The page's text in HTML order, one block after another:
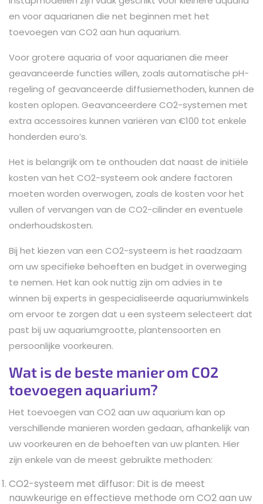
en voor aquarianen die net beginnen met het
toevoegen van CO2 aan hun aquarium.
Voor grotere aquaria of voor aquarianen die meer
geavanceerde functies willen, zoals automatische pH-
regeling of geavanceerde diffusiemethoden, kunnen de
kosten oplopen. Geavanceerdere CO2-systemen met
extra accessoires kunnen variëren van €100 tot enkele
honderden euro’s.
Het is belangrijk om te onthouden dat naast de initiële
kosten van het CO2-systeem ook andere factoren
moeten worden overwogen, zoals de kosten voor het
vullen of vervangen van de CO2-cilinder en eventuele
onderhoudskosten.
Bij het kiezen van een CO2-systeem is het raadzaam
om uw specifieke behoeften en budget in overweging
te nemen. Het kan ook nuttig zijn om advies in te
winnen bij experts in gespecialiseerde aquariumwinkels
om ervoor te zorgen dat u een systeem selecteert dat
past bij uw aquariumgrootte, plantensoorten en
persoonlijke voorkeuren.
Wat is de beste manier om CO2
toevoegen aquarium?
Het toevoegen van CO2 aan uw aquarium kan op
verschillende manieren worden gedaan, afhankelijk van
uw voorkeuren en de behoeften van uw planten. Hier
zijn enkele van de meest gebruikte methoden:
CO2-systeem met diffusor: Dit is de meest
nauwkeurige en effectieve methode om CO2 aan uw